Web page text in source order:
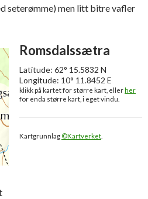
seterømme) men litt bitre vafler
Romsdalssætra
Latitude: 62° 15.5832 N
Longitude: 10° 11.8452 E
klikk på kartet for større kart, ellerher
for enda større kart, i eget vindu.
Kartgrunnlag ©Kartverket